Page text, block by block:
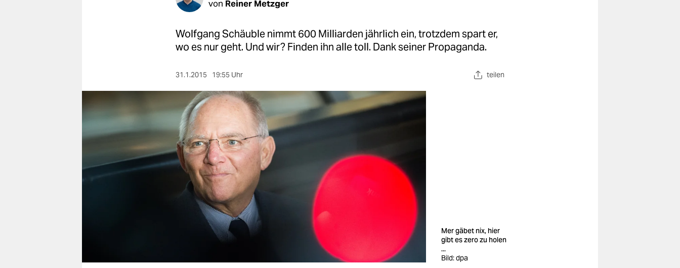
verlag
veranstaltungen
shop
fragen & hilfe
epaper login
von Reiner Metzger
Wolfgang Schäuble nimmt 600 Milliarden jährlich ein, trotzdem spart er,
wo es nur geht. Und wir? Finden ihn alle toll. Dank seiner Propaganda.
31.1.2015 19:55 Uhr teilen
Mer gäbet nix, hier
gibt es zero zu holen
...
Bild: dpa